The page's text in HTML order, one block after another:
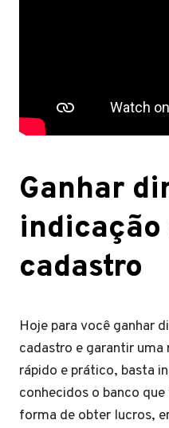
Ganhar
indicação
cadastro
Hoje para você ganhar
cadastro e garantir
rápido e prático, basta
conhecidos o banco
forma de obter lucros,